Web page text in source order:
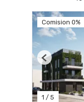
Comision 0%
1 / 5
Previous